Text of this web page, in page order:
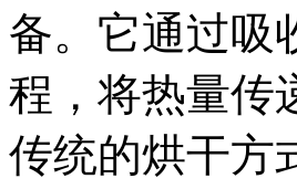
备。它通过吸
程，将热量传
传统的烘干方